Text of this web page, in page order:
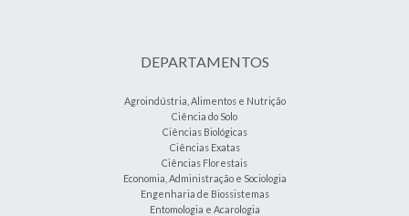
DEPARTAMENTOS
Agroindústria, Alimentos e Nutrição
Ciência do Solo
Ciências Biológicas
Ciências Exatas
Ciências Florestais
Economia, Administração e Sociologia
Engenharia de Biossistemas
Entomologia e Acarologia